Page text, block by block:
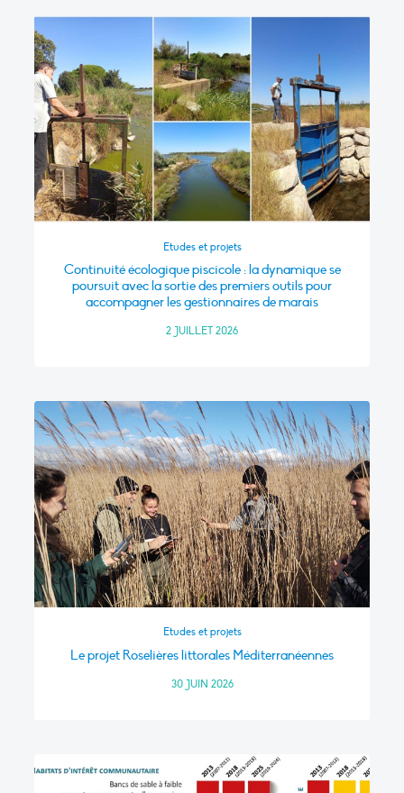
Etudes et projets
Continuité écologique piscicole : la dynamique se
poursuit avec la sortie des premiers outils pour
accompagner les gestionnaires de marais
2 JUILLET 2026
Etudes et projets
Le projet Roselières littorales Méditerranéennes
30 JUIN 2026